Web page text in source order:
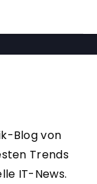
Blog von
Trends
IT-News.